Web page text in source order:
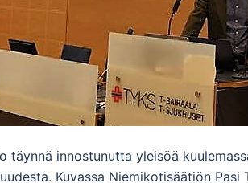
täynnä innostunutta yleisöä
Kuvassa Niemikotisäätiön